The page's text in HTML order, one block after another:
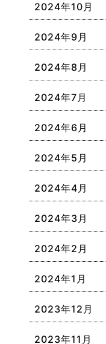
2024年10月
2024年9月
2024年8月
2024年7月
2024年6月
2024年5月
2024年4月
2024年3月
2024年2月
2024年1月
2023年12月
2023年11月